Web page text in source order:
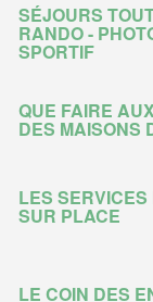
SÉJOURS
RANDO -
SPORTIF
QUE FAIRE
DES MAISONS
LES
SUR PLACE
LE COIN DES